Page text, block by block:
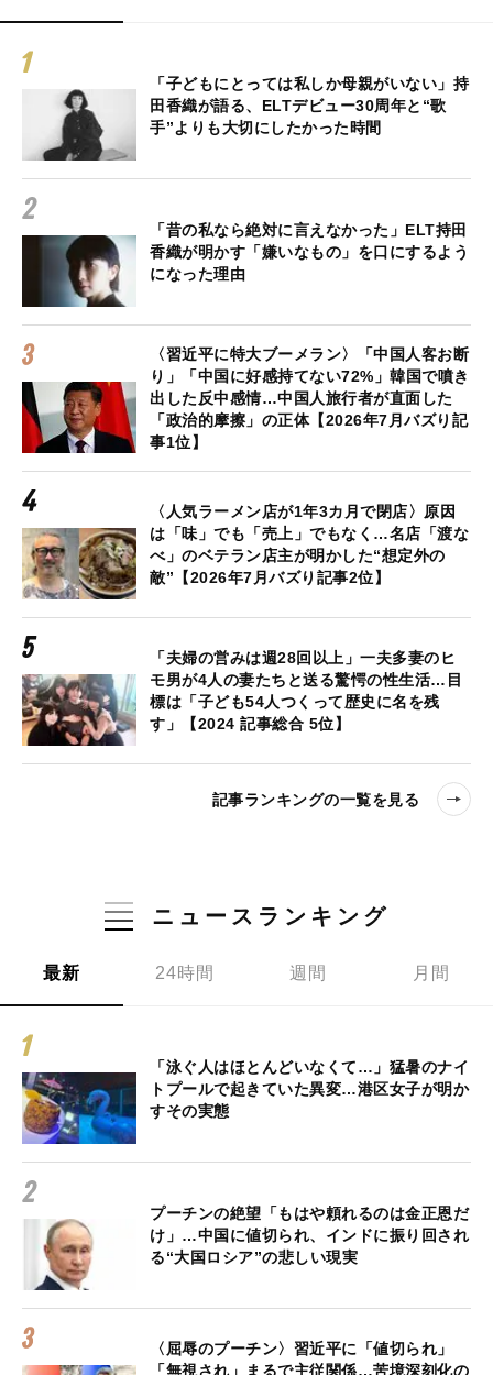
「子どもにとっては私しか母親がいない」持
田香織が語る、ELTデビュー30周年と“歌
手”よりも大切にしたかった時間
「昔の私なら絶対に言えなかった」ELT持田
香織が明かす「嫌いなもの」を口にするよう
になった理由
〈習近平に特大ブーメラン〉「中国人客お断
り」「中国に好感持てない72%」韓国で噴き
出した反中感情…中国人旅行者が直面した
「政治的摩擦」の正体【2026年7月バズり記
事1位】
〈人気ラーメン店が1年3カ月で閉店〉原因
は「味」でも「売上」でもなく…名店「渡な
べ」のベテラン店主が明かした“想定外の
敵”【2026年7月バズり記事2位】
「夫婦の営みは週28回以上」一夫多妻のヒ
モ男が4人の妻たちと送る驚愕の性生活…目
標は「子ども54人つくって歴史に名を残
す」【2024 記事総合 5位】
記事ランキングの一覧を見る
ニュースランキング
最新 24時間 週間 月間
「泳ぐ人はほとんどいなくて…」猛暑のナイ
トプールで起きていた異変…港区女子が明か
すその実態
プーチンの絶望「もはや頼れるのは金正恩だ
け」…中国に値切られ、インドに振り回され
る“大国ロシア”の悲しい現実
〈屈辱のプーチン〉習近平に「値切られ」
「無視され」まるで主従関係…苦境深刻化の